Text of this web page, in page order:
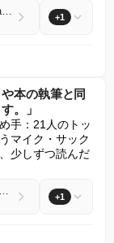
“In that era, undergrad males at Madison and elsewhere, had to take ROTC classes, and he kept intentionally failing them because he was very leftwing politically.” +1
本の執筆と同
。」
手：21人のトッ
マイク・サック
少しずつ読んだ
Stand-up comedy—like teaching, and book writing—requires “a collaboration with the audience.” +1